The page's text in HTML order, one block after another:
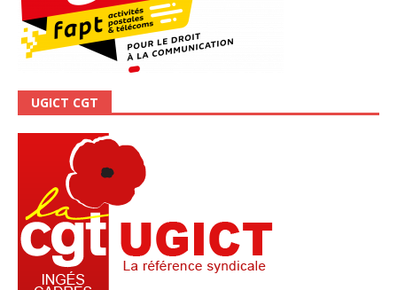
UGICT CGT